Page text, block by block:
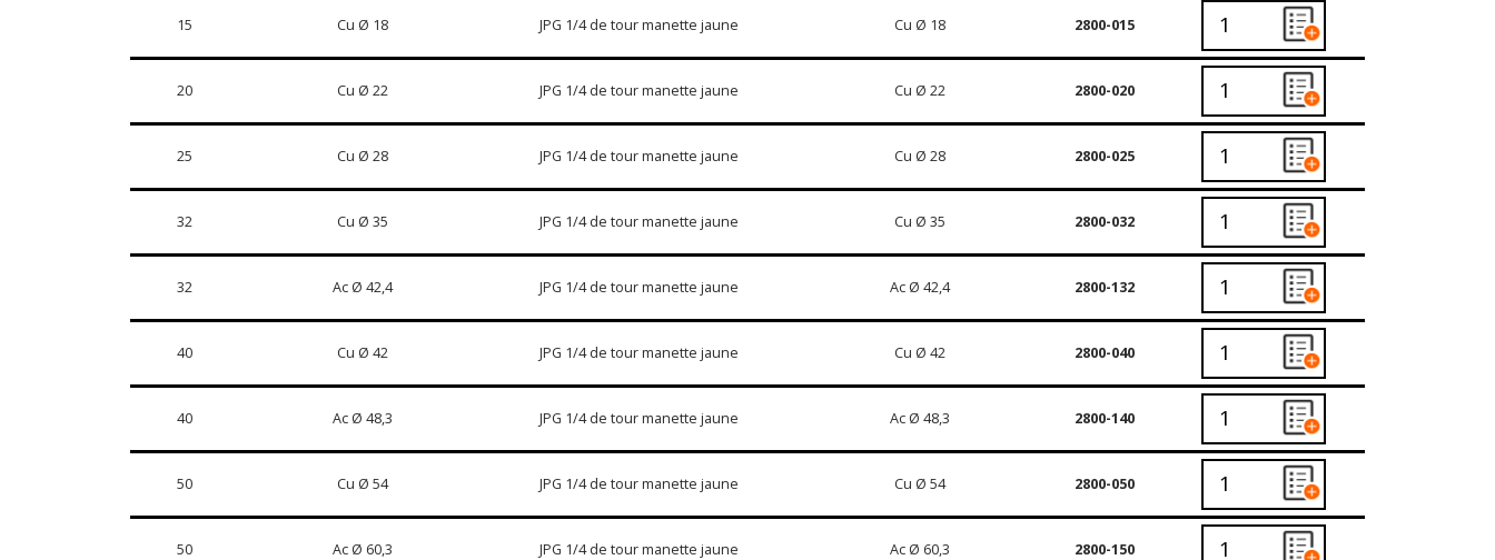
15 Cu Ø 18 JPG 1/4 de tour manette jaune Cu Ø 18 2800-015
20 Cu Ø 22 JPG 1/4 de tour manette jaune Cu Ø 22 2800-020
25 Cu Ø 28 JPG 1/4 de tour manette jaune Cu Ø 28 2800-025
32 Cu Ø 35 JPG 1/4 de tour manette jaune Cu Ø 35 2800-032
32 Ac Ø 42,4 JPG 1/4 de tour manette jaune Ac Ø 42,4 2800-132
40 Cu Ø 42 JPG 1/4 de tour manette jaune Cu Ø 42 2800-040
40 Ac Ø 48,3 JPG 1/4 de tour manette jaune Ac Ø 48,3 2800-140
50 Cu Ø 54 JPG 1/4 de tour manette jaune Cu Ø 54 2800-050
50 Ac Ø 60,3 JPG 1/4 de tour manette jaune Ac Ø 60,3 2800-150